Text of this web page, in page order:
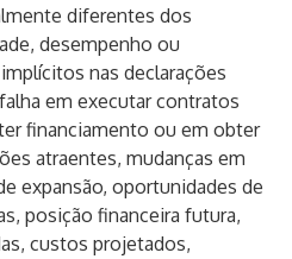
diferentes dos
desempenho ou
nas declarações
em executar contratos
financiamento ou em obter
atraentes, mudanças em
expansão, oportunidades de
posição financeira futura,
custos projetados,